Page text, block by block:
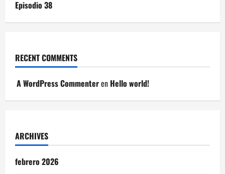
Episodio 38
RECENT COMMENTS
A WordPress Commenteren Hello world!
ARCHIVES
febrero 2026